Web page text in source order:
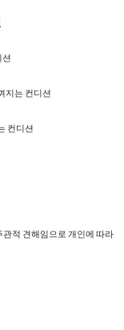
션
지는 컨디션
컨디션
적 견해임으로 개인에 따라